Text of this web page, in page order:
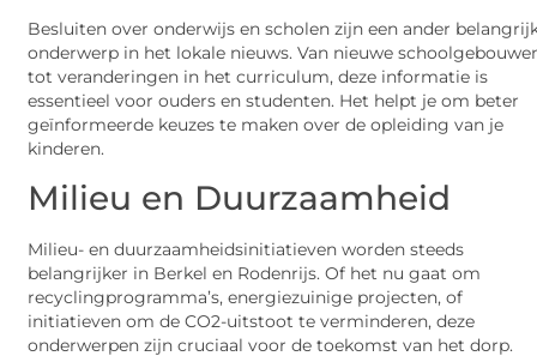
Besluiten over onderwijs en scholen zijn een ander
onderwerp in het lokale nieuws. Van nieuwe
tot veranderingen in het curriculum, deze informatie is
essentieel voor ouders en studenten. Het helpt je om beter
geïnformeerde keuzes te maken over de opleiding van je
kinderen.
Milieu en Duurzaamheid
Milieu- en duurzaamheidsinitiatieven worden steeds
belangrijker in Berkel en Rodenrijs. Of het nu gaat om
recyclingprogramma’s, energiezuinige projecten, of
initiatieven om de CO2-uitstoot te verminderen, deze
onderwerpen zijn cruciaal voor de toekomst van het dorp.